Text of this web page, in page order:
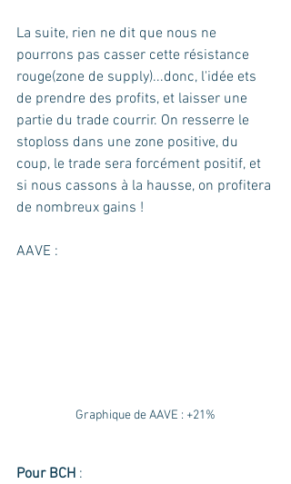
La suite, rien ne dit que nous ne
pourrons pas casser cette résistance
rouge(zone de supply)...donc, l'idée ets
de prendre des profits, et laisser une
partie du trade courrir. On resserre le
stoploss dans une zone positive, du
coup, le trade sera forcément positif, et
si nous cassons à la hausse, on profitera
de nombreux gains !
AAVE :
Graphique de AAVE : +21%
Pour BCH :